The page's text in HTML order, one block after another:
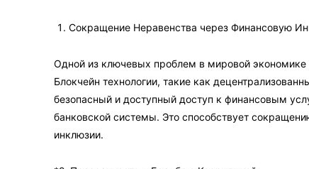
Сокращение Неравенства через Финансовую
Одной из ключевых проблем в мировой экономике
Блокчейн технологии, такие как
безопасный и доступный доступ к финансовым
банковской системы. Это способствует
инклюзии.